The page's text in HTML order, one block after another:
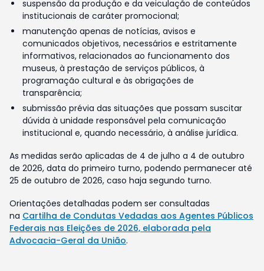
suspensão da produção e da veiculação de conteúdos
institucionais de caráter promocional;
manutenção apenas de notícias, avisos e
comunicados objetivos, necessários e estritamente
informativos, relacionados ao funcionamento dos
museus, à prestação de serviços públicos, à
programação cultural e às obrigações de
transparência;
submissão prévia das situações que possam suscitar
dúvida à unidade responsável pela comunicação
institucional e, quando necessário, à análise jurídica.
As medidas serão aplicadas de 4 de julho a 4 de outubro
de 2026, data do primeiro turno, podendo permanecer até
25 de outubro de 2026, caso haja segundo turno.
Orientações detalhadas podem ser consultadas
na Cartilha de Condutas Vedadas aos Agentes Públicos
Federais nas Eleições de 2026, elaborada pela
Advocacia-Geral da União.